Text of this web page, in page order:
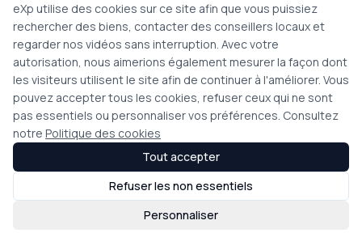
eXp utilise des cookies sur ce site afin que vous puissiez
rechercher des biens, contacter des conseillers locaux et
regarder nos vidéos sans interruption. Avec votre
autorisation, nous aimerions également mesurer la façon dont
les visiteurs utilisent le site afin de continuer à l'améliorer. Vous
pouvez accepter tous les cookies, refuser ceux qui ne sont
pas essentiels ou personnaliser vos préférences. Consultez
notre Politique des cookies
Personnaliser
Refuser les non essentiels
Tout accepter